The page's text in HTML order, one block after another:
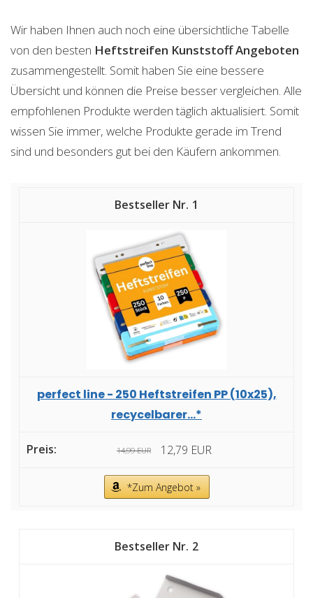
Wir haben Ihnen auch noch eine übersichtliche Tabelle
von den besten Heftstreifen KunststoffAngeboten
zusammengestellt. Somit haben Sie eine bessere
Übersicht und können die Preise besser vergleichen. Alle
empfohlenen Produkte werden täglich aktualisiert. Somit
wissen Sie immer, welche Produkte gerade im Trend
sind und besonders gut bei den Käufern ankommen.
1
perfect line - 250 Heftstreifen PP (10x25),
recycelbarer...*
14,99 EUR 12,79 EUR
*Zum Angebot »
2